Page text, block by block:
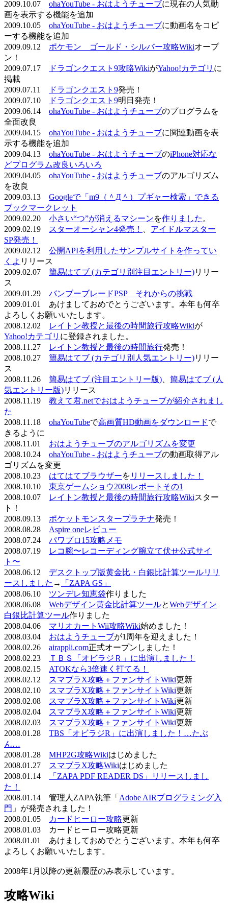
2009.10.07 ohaYouTube - おはようチューブに現在の人気動
画を表示する機能を追加
2009.10.05 ohaYouTube - おはようチューブに動画名をコピ
ーする機能を追加
2009.09.12 ポケモン ゴールド・シルバー攻略Wikiオープ
ン！
2009.07.17
ドラゴンクエスト9攻略WikiがYahoo!カテゴリ に
掲載
2009.07.11
ドラゴンクエスト9発売！
2009.07.10
ドラゴンクエスト9明日発売！
2009.06.14 ohaYouTube - おはようチューブのプログラムを
全面改良
2009.04.15 ohaYouTube - おはようチューブに関連動画を表
示する機能を追加
2009.04.13 ohaYouTube - おはようチューブのiPhone対応な
どプログラム改良いろいろ
2009.04.05 ohaYouTube - おはようチューブのアルゴリズム
を改良
2009.03.13 Googleで「m9（＾Д＾）プギャー検索」できる
ブックマークレット
2009.02.20 小さい“つ”が消えるマシーンを作りました 。
2009.02.19
スターオーシャン4発売！
アイドルマスター
SP発売！
2009.02.12 公開APIを利用したサンプルサイトを作ってい
くよ リリース
2009.02.07 簡易はてブ (カテゴリ別注目エントリー)リリー
ス
2009.01.29 バンブーブレードPSP それからの挑戦
2009.01.01 あけましておめでとうございます。本年も何卒
よろしくお願いいたします。
2008.12.02
レイトン教授と最後の時間旅行攻略Wikiが
Yahoo!カテゴリ に登録されました。
2008.11.27
レイトン教授と最後の時間旅行発売！
2008.10.27 簡易はてブ (カテゴリ別人気エントリー)リリー
ス
2008.11.26 簡易はてブ (注目エントリー版)
簡易はてブ (人
気エントリー版)リリース
2008.11.19 教えて君.netでおはようチューブが紹介されまし
た
2008.11.18 ohaYouTubeで高画質HD動画をダウンロードで
きるように
2008.11.01 おはようチューブのアルゴリズムを変更
2008.10.24 ohaYouTube - おはようチューブの動画取得アル
ゴリズムを変更
2008.10.23 はてはてブラウザーを リリースしました！
2008.10.10 東京ゲームショウ2008レポートその1
2008.10.07
レイトン教授と最後の時間旅行攻略Wikiスター
ト！
2008.09.13 ポケットモンスタープラチナ発売！
2008.08.28 Aspire oneレビュー
2008.07.24 パワプロ15攻略メモ
2008.07.19
レコ腕〜レコーディング腕立て伏せ公式サイ
ト〜
2008.06.12 デスクトップ版黄金比・白銀比計算ツールリリ
ースしました →
「ZAPA GS」
2008.06.10 ツンデレ知恵袋作りました
2008.06.08 Webデザイン黄金比計算ツールとWebデザイン
白銀比計算ツール作りました
2008.04.06 マリオカートWii攻略Wiki始めました！
2008.03.04 おはようチューブが1周年を迎えました！
2008.02.26 airappli.com正式オープンしました！
2008.02.23
ＴＢＳ「オビラジＲ」に出演しました！
2008.02.15 ATOKなら3倍速く打てる！
2008.02.12
スマブラX攻略＋ファンサイトWiki更新
2008.02.10
スマブラX攻略＋ファンサイトWiki更新
2008.02.08
スマブラX攻略＋ファンサイトWiki更新
2008.02.04
スマブラX攻略＋ファンサイトWiki更新
2008.02.03
スマブラX攻略＋ファンサイトWiki更新
2008.01.28 TBS「オビラジR」に出演しました！…たぶ
ん…
2008.01.28 MHP2G攻略Wikiはじめました
2008.01.27
スマブラX攻略Wikiはじめました
2008.01.14
「ZAPA PDF READER DS」リリースしまし
た！
2008.01.14 管理人ZAPA執筆「 Adobe AIRプログラミング入
門 」が発売されました！
2008.01.05
カードヒーロー攻略更新
2008.01.03 カードヒーロー攻略更新
2008.01.01 あけましておめでとうございます。本年も何卒
よろしくお願いいたします。
2008年1月以降の更新履歴のみ表示しています。
攻略Wiki